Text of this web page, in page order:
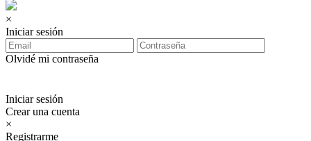
×
Iniciar sesión
Olvidé mi contraseña
Iniciar sesión
Crear una cuenta
×
Registrarme